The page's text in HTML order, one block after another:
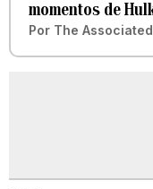
momentos de
Por The